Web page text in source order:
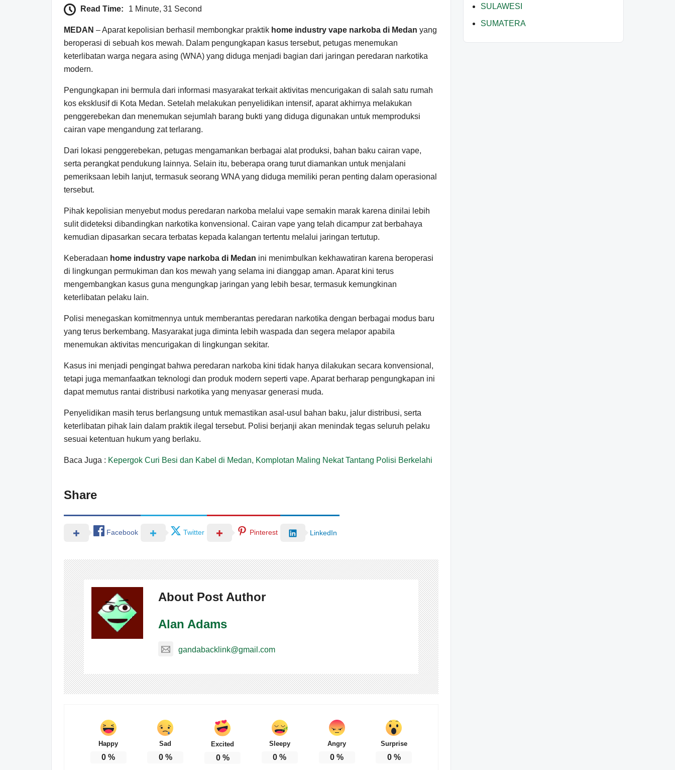
Read Time: 1 Minute, 31 Second
MEDAN – Aparat kepolisian berhasil membongkar praktik home industry vape narkoba di Medan yang
beroperasi di sebuah kos mewah. Dalam pengungkapan kasus tersebut, petugas menemukan
keterlibatan warga negara asing (WNA) yang diduga menjadi bagian dari jaringan peredaran narkotika
modern.
Pengungkapan ini bermula dari informasi masyarakat terkait aktivitas mencurigakan di salah satu rumah
kos eksklusif di Kota Medan. Setelah melakukan penyelidikan intensif, aparat akhirnya melakukan
penggerebekan dan menemukan sejumlah barang bukti yang diduga digunakan untuk memproduksi
cairan vape mengandung zat terlarang.
Dari lokasi penggerebekan, petugas mengamankan berbagai alat produksi, bahan baku cairan vape,
serta perangkat pendukung lainnya. Selain itu, beberapa orang turut diamankan untuk menjalani
pemeriksaan lebih lanjut, termasuk seorang WNA yang diduga memiliki peran penting dalam operasional
tersebut.
Pihak kepolisian menyebut modus peredaran narkoba melalui vape semakin marak karena dinilai lebih
sulit dideteksi dibandingkan narkotika konvensional. Cairan vape yang telah dicampur zat berbahaya
kemudian dipasarkan secara terbatas kepada kalangan tertentu melalui jaringan tertutup.
Keberadaan home industry vape narkoba di Medan ini menimbulkan kekhawatiran karena beroperasi
di lingkungan permukiman dan kos mewah yang selama ini dianggap aman. Aparat kini terus
mengembangkan kasus guna mengungkap jaringan yang lebih besar, termasuk kemungkinan
keterlibatan pelaku lain.
Polisi menegaskan komitmennya untuk memberantas peredaran narkotika dengan berbagai modus baru
yang terus berkembang. Masyarakat juga diminta lebih waspada dan segera melapor apabila
menemukan aktivitas mencurigakan di lingkungan sekitar.
Kasus ini menjadi pengingat bahwa peredaran narkoba kini tidak hanya dilakukan secara konvensional,
tetapi juga memanfaatkan teknologi dan produk modern seperti vape. Aparat berharap pengungkapan ini
dapat memutus rantai distribusi narkotika yang menyasar generasi muda.
Penyelidikan masih terus berlangsung untuk memastikan asal-usul bahan baku, jalur distribusi, serta
keterlibatan pihak lain dalam praktik ilegal tersebut. Polisi berjanji akan menindak tegas seluruh pelaku
sesuai ketentuan hukum yang berlaku.
Baca Juga : Kepergok Curi Besi dan Kabel di Medan, Komplotan Maling Nekat Tantang Polisi Berkelahi
Share
Facebook Twitter Pinterest LinkedIn
About Post Author
Alan Adams
gandabacklink@gmail.com
Happy
0 %
Sad
0%
Excited
0%
Sleepy
0 %
Angry
0 %
Surprise
0%
SULAWESI
SUMATERA